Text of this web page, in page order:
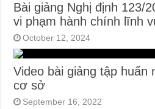
Bài giảng Nghị định 123/
vi phạm hành chính lĩnh
October 12, 2024
Video bài giảng tập huấn
cơ sở
September 16, 2022